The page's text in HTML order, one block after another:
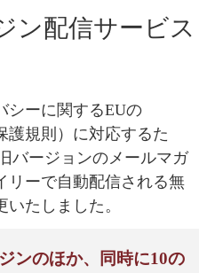
ン配信サービス
シーに関するEUの
護規則）に対応するた
バージョンのメールマガ
リーで自動配信される無
たしました。
ンのほか、同時に10の